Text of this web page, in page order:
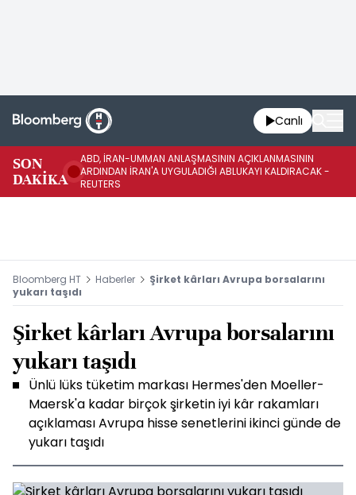
Canlı
SON
DAKİKA
ABD, İRAN-UMMAN ANLAŞMASININ AÇIKLANMASININ
ARDINDAN İRAN'A UYGULADIĞI ABLUKAYI KALDIRACAK -
REUTERS
Bloomberg HT Haberler
Şirket kârları Avrupa borsalarını
yukarı taşıdı
Şirket kârları Avrupa borsalarını
yukarı taşıdı
Ünlü lüks tüketim markası Hermes'den Moeller-
Maersk'a kadar birçok şirketin iyi kâr rakamları
açıklaması Avrupa hisse senetlerini ikinci günde de
yukarı taşıdı